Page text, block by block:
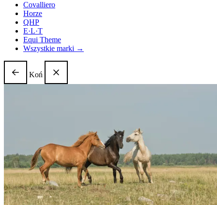
Covalliero
Horze
QHP
E·L·T
Equi Theme
Wszystkie marki →
Koń